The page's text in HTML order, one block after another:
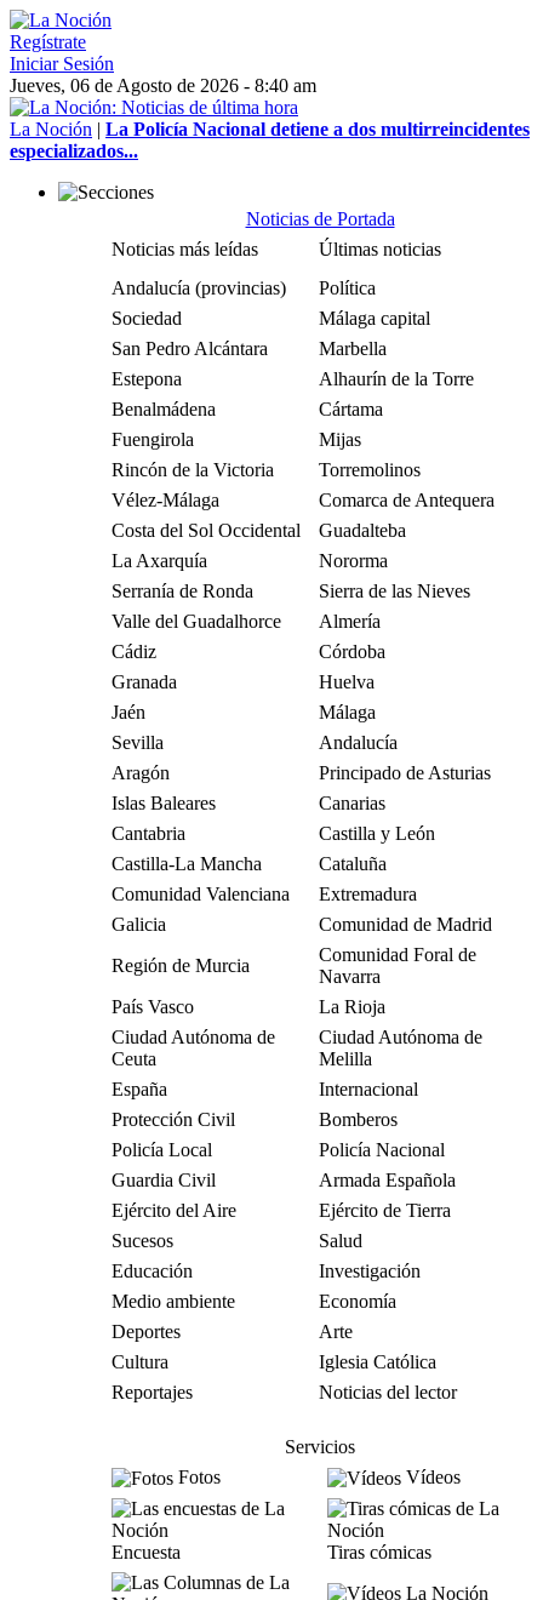
Regístrate
Iniciar Sesión
Jueves, 06 de Agosto de 2026 - 8:40 am
La Noción | La Policía Nacional detiene a dos multirreincidentes
especializados...
Noticias de Portada
Noticias más leídas
Últimas noticias
Andalucía (provincias)
Política
Sociedad
Málaga capital
San Pedro Alcántara
Marbella
Estepona
Alhaurín de la Torre
Benalmádena
Cártama
Fuengirola
Mijas
Rincón de la Victoria
Torremolinos
Vélez-Málaga
Comarca de Antequera
Costa del Sol Occidental
Guadalteba
La Axarquía
Nororma
Serranía de Ronda
Sierra de las Nieves
Valle del Guadalhorce
Almería
Cádiz
Córdoba
Granada
Huelva
Jaén
Málaga
Sevilla
Andalucía
Aragón
Principado de Asturias
Islas Baleares
Canarias
Cantabria
Castilla y León
Castilla-La Mancha
Cataluña
Comunidad Valenciana
Extremadura
Galicia
Comunidad de Madrid
Región de Murcia
Comunidad Foral de
Navarra
País Vasco
La Rioja
Ciudad Autónoma de
Ceuta
Ciudad Autónoma de
Melilla
España
Internacional
Protección Civil
Bomberos
Policía Local
Policía Nacional
Guardia Civil
Armada Española
Ejército del Aire
Ejército de Tierra
Sucesos
Salud
Educación
Investigación
Medio ambiente
Economía
Deportes
Arte
Cultura
Iglesia Católica
Reportajes
Noticias del lector
Servicios
Fotos
Vídeos
Encuesta Tiras cómicas